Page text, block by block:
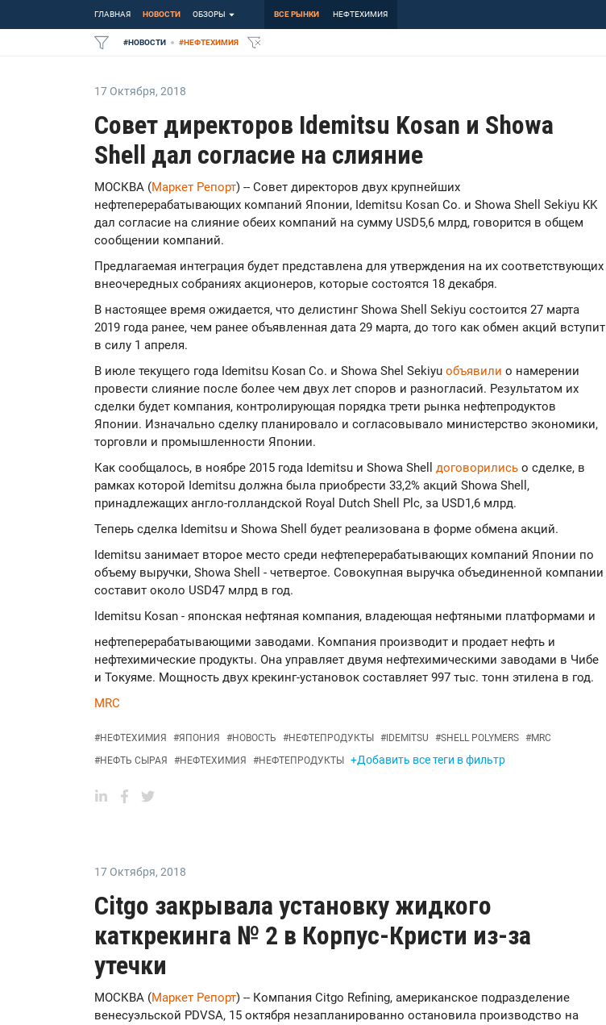
ГЛАВНАЯ НОВОСТИ ОБЗОРЫ ВСЕ РЫНКИ НЕФТЕХИМИЯ
#НОВОСТИ #НЕФТЕХИМИЯ
17 Октября, 2018
Совет директоров Idemitsu Kosan и Showa
Shell дал согласие на слияние
МОСКВА (Маркет Репорт) -- Совет директоров двух крупнейших
нефтеперерабатывающих компаний Японии, Idemitsu Kosan Co. и Showa Shell Sekiyu KK
дал согласие на слияние обеих компаний на сумму USD5,6 млрд, говорится в общем
сообщении компаний.
Предлагаемая интеграция будет представлена для утверждения на их соответствующих
внеочередных собраниях акционеров, которые состоятся 18 декабря.
В настоящее время ожидается, что делистинг Showa Shell Sekiyu состоится 27 марта
2019 года ранее, чем ранее объявленная дата 29 марта, до того как обмен акций вступит
в силу 1 апреля.
В июле текущего года Idemitsu Kosan Co. и Showa Shel Sekiyu объявили о намерении
провести слияние после более чем двух лет споров и разногласий. Результатом их
сделки будет компания, контролирующая порядка трети рынка нефтепродуктов
Японии. Изначально сделку планировало и согласовывало министерство экономики,
торговли и промышленности Японии.
Как сообщалось, в ноябре 2015 года Idemitsu и Showa Shell договорились о сделке, в
рамках которой Idemitsu должна была приобрести 33,2% акций Showa Shell,
принадлежащих англо-голландской Royal Dutch Shell Plc, за USD1,6 млрд.
Теперь сделка Idemitsu и Showa Shell будет реализована в форме обмена акций.
Idemitsu занимает второе место среди нефтеперерабатывающих компаний Японии по
объему выручки, Showa Shell - четвертое. Совокупная выручка объединенной компании
составит около USD47 млрд в год.
Idemitsu Kosan - японская нефтяная компания, владеющая нефтяными платформами и
нефтеперерабатывающими заводами. Компания производит и продает нефть и
нефтехимические продукты. Она управляет двумя нефтехимическими заводами в Чибе
и Токуяме. Мощность двух крекинг-установок составляет 997 тыс. тонн этилена в год.
MRC
#НЕФТЕХИМИЯ #ЯПОНИЯ #НОВОСТЬ #НЕФТЕПРОДУКТЫ #IDEMITSU #SHELL POLYMERS #MRC
#НЕФТЬ СЫРАЯ #НЕФТЕХИМИЯ #НЕФТЕПРОДУКТЫ +Добавить все теги в фильтр
17 Октября, 2018
Citgo закрывала установку жидкого
каткрекинга № 2 в Корпус-Кристи из-за
утечки
МОСКВА (Маркет Репорт) -- Компания Citgo Refining, американское подразделение
венесуэльской PDVSA, 15 октября незапланированно остановила производство на